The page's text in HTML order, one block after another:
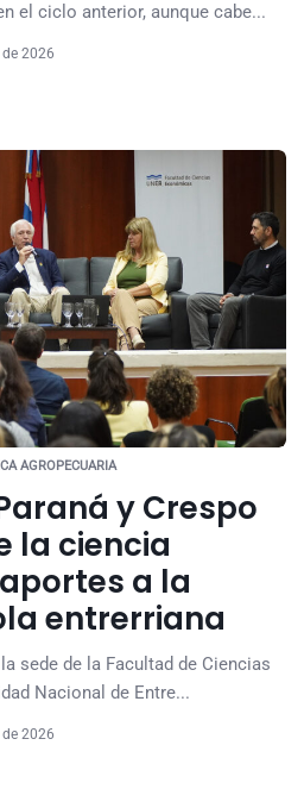
el ciclo anterior, aunque cabe...
2026
AGROPECUARIA
y Crespo
la ciencia
a la
entrerriana
sede de la Facultad de Ciencias
Nacional de Entre...
2026